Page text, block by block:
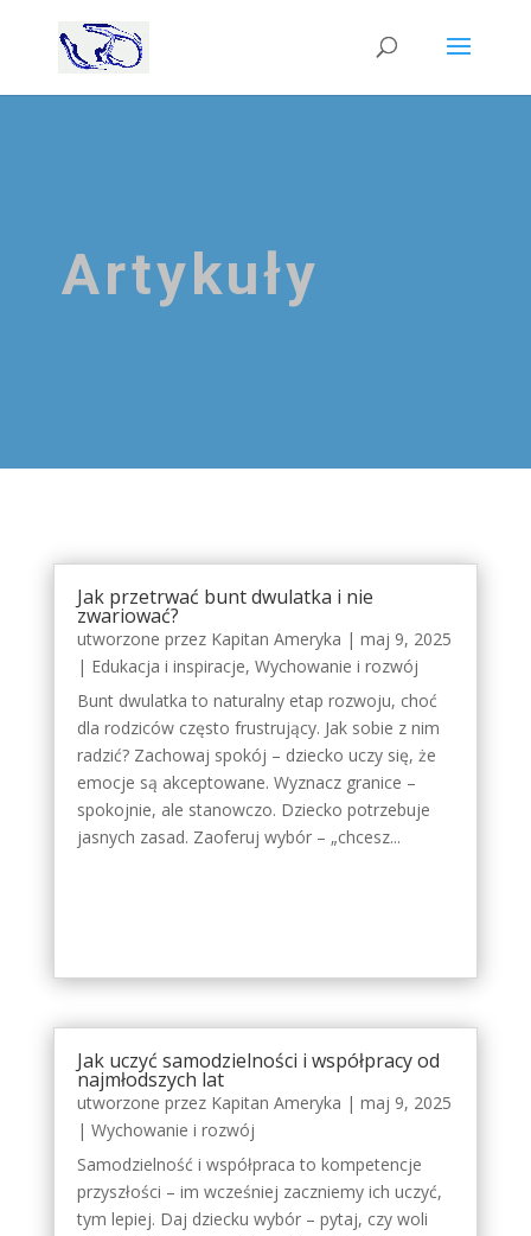
Artykuły
Jak przetrwać bunt dwulatka i nie
zwariować?
utworzone przez Kapitan Ameryka | maj 9, 2025
| Edukacja i inspiracje, Wychowanie i rozwój
Bunt dwulatka to naturalny etap rozwoju, choć
dla rodziców często frustrujący. Jak sobie z nim
radzić? Zachowaj spokój – dziecko uczy się, że
emocje są akceptowane. Wyznacz granice –
spokojnie, ale stanowczo. Dziecko potrzebuje
jasnych zasad. Zaoferuj wybór – „chcesz...
Jak uczyć samodzielności i współpracy od
najmłodszych lat
utworzone przez Kapitan Ameryka | maj 9, 2025
| Wychowanie i rozwój
Samodzielność i współpraca to kompetencje
przyszłości – im wcześniej zaczniemy ich uczyć,
tym lepiej. Daj dziecku wybór – pytaj, czy woli